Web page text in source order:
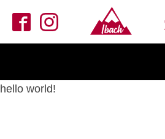
hello world!